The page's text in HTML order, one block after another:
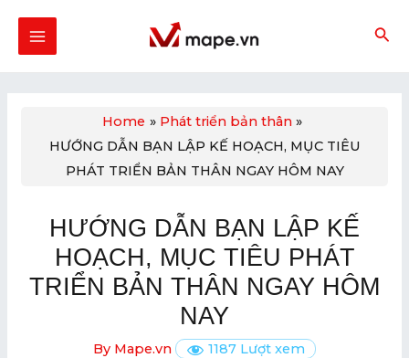
content
MAIN
MENU
Home
Phát triển bản thân
HƯỚNG DẪN BẠN LẬP KẾ HOẠCH, MỤC TIÊU
PHÁT TRIỂN BẢN THÂN NGAY HÔM NAY
HƯỚNG DẪN BẠN LẬP KẾ
HOẠCH, MỤC TIÊU PHÁT
TRIỂN BẢN THÂN NGAY HÔM
NAY
By Mape.vn 1187 Lượt xem
navigation